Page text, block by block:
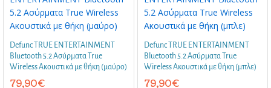
Defunc TRUE ENTERTAINMENT
Bluetooth 5.2 Ασύρματα True
Wireless Ακουστικά με θήκη (μαύρο)
79,90€
Defunc TRUE ENTERTAINMENT
Bluetooth 5.2 Ασύρματα True
Wireless Ακουστικά με θήκη (μπλε)
79,90€